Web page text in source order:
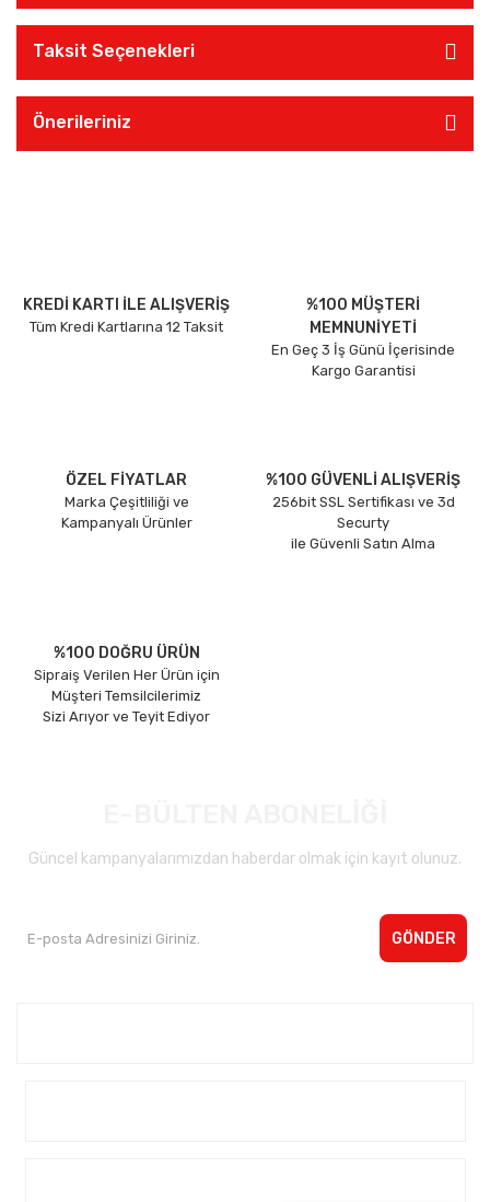
Taksit Seçenekleri
Önerileriniz
KREDİ KARTI İLE ALIŞVERİŞ
Tüm Kredi Kartlarına 12 Taksit
%100 MÜŞTERİ
MEMNUNİYETİ
En Geç 3 İş Günü İçerisinde
Kargo Garantisi
ÖZEL FİYATLAR
Marka Çeşitliliği ve
Kampanyalı Ürünler
%100 GÜVENLİ ALIŞVERİŞ
256bit SSL Sertifikası ve 3d
Securty
ile Güvenli Satın Alma
%100 DOĞRU ÜRÜN
Sipraiş Verilen Her Ürün için
Müşteri Temsilcilerimiz
Sizi Arıyor ve Teyit Ediyor
Güncel kampanyalarımızdan haberdar olmak için kayıt olunuz.
GÖNDER